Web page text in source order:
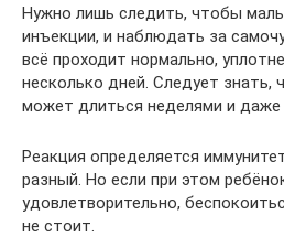
Нужно лишь следить, чтобы
инъекции, и наблюдать за
всё проходит нормально,
несколько дней. Следует знать,
может длиться неделями и даже
Реакция определяется
разный. Но если при этом
удовлетворительно,
не стоит.